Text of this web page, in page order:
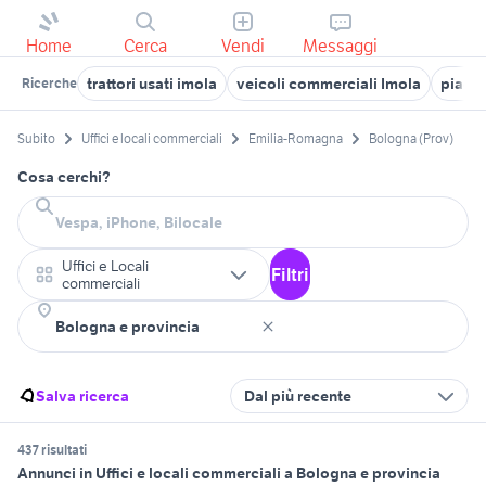
Home Cerca Vendi Messaggi
Ricerche trattori usati imola veicoli commerciali Imola
Subito Uffici e locali commerciali Emilia-Romagna Bologna (Prov)
Cosa cerchi?
Uffici e Locali
commerciali
Filtri
Salva ricerca Dal più recente
437 risultati
Annunci in Uffici e locali commerciali a Bologna e provincia